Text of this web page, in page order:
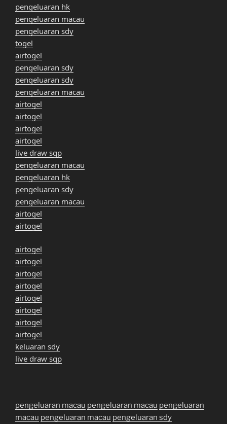
pengeluaran hk
pengeluaran macau
pengeluaran sdy
togel
airtogel
pengeluaran sdy
pengeluaran sdy
pengeluaran macau
airtogel
airtogel
airtogel
airtogel
live draw sgp
pengeluaran macau
pengeluaran hk
pengeluaran sdy
pengeluaran macau
airtogel
airtogel
airtogel
airtogel
airtogel
airtogel
airtogel
airtogel
airtogel
airtogel
keluaran sdy
live draw sgp
pengeluaran macau pengeluaran macau pengeluaran
macau pengeluaran macau pengeluaran sdy